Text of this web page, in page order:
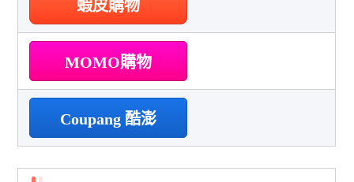
蝦皮購物
MOMO購物
Coupang 酷澎